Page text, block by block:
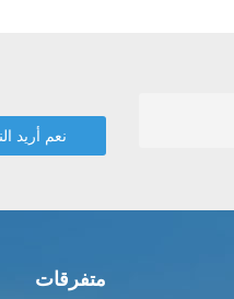
متفرقات